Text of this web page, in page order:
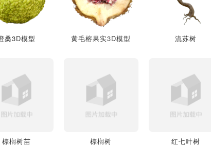
桑3D模型 黄毛榕果实3D模型 流苏树
棕榈树苗 棕榈树 红七叶树